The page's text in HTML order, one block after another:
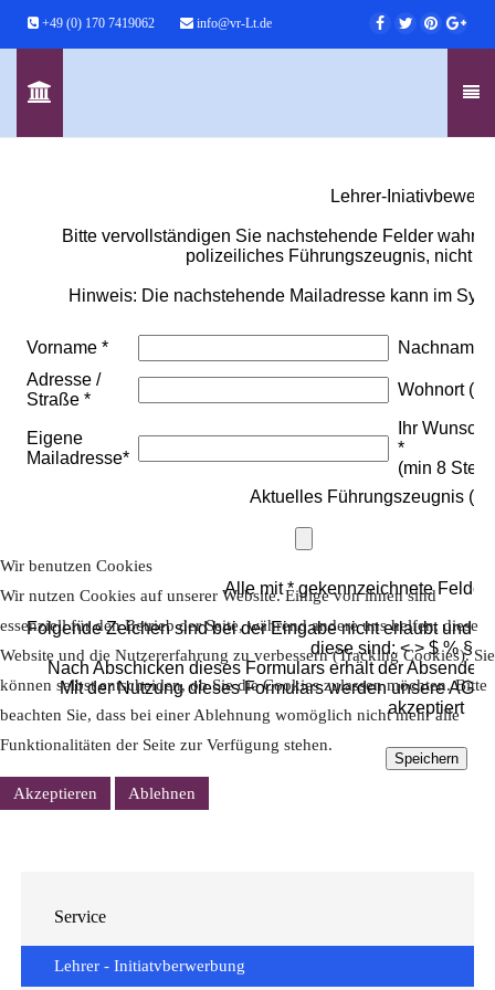
+49 (0) 170 7419062 info@vr-Lt.de
Service
Lehrer - Initiatvberwerbung
Wir benutzen Cookies
Wir nutzen Cookies auf unserer Website. Einige von ihnen sind
essenziell für den Betrieb der Seite, während andere uns helfen, diese
Website und die Nutzererfahrung zu verbessern (Tracking Cookies). Sie
können selbst entscheiden, ob Sie die Cookies zulassen möchten. Bitte
beachten Sie, dass bei einer Ablehnung womöglich nicht mehr alle
Funktionalitäten der Seite zur Verfügung stehen.
Akzeptieren Ablehnen